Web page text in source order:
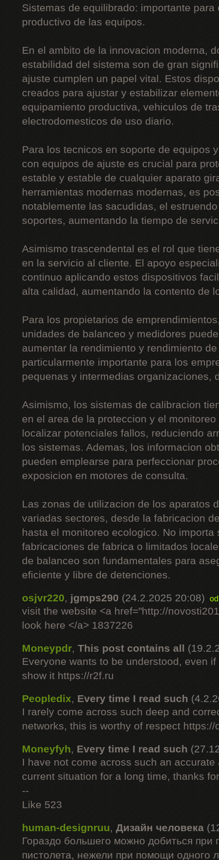
Sistemas de equilibrado: importante
productivo de las equipos.
En el ambito de la innovacion moderna,
estabilidad del sistema son de gran
ajuste cumplen un papel vital. Estos
creados para ajustar y estabilizar
equipamiento productiva, vehiculos de
electrodomesticos de uso diario.
Para los tecnicos en soporte de equipos
con equipos de ajuste es crucial para
estable y estable de cualquier aparato
herramientas modernas modernas, es
notablemente las sacudidas, el
soportes, aumentando la tiempo de
Asimismo trascendental es el rol que
en la servicio al cliente. El apoyo
continuo aplicando estos dispositivos
alta calidad, aumentando la contento de
Para los propietarios de
unidades de balanceo y medidores
aumentar la rendimiento y rendimiento
particularmente importante para los
pequenas y intermedias organizaciones,
Asimismo, los sistemas de calibracion
en el area de la proteccion y el
localizar potenciales fallos, reduciendo
los sistemas. Ademas, los informacion
pueden emplearse para perfeccionar
exposicion en motores de consulta.
Las zonas de utilizacion de los aparatos
variadas sectores, desde la fabricacion
hasta el monitoreo ecologico. No importa
fabricaciones de fabrica o limitados
de balanceo son fundamentales para
eficiente y libre de detenciones.
osjvr220, jgmps290 (24.2.2025 20:08)
visit the website <a href="http://
look here </a> 1837226
Moneypdr, This post contains all
Everyone wants to be understood, even
show it https://r2f.ru
Peopledix, Every time I read such
I rarely come across such deep and
networks, this is worthy of respect https://
Moneyfyh, Every time I read such
I have not come across such an
current situation for a long time, thanks
--
Like 523
human-designruu, Дизайн человека
Гораздо большего можно добиться при
пистолета, нежели при помощи одного